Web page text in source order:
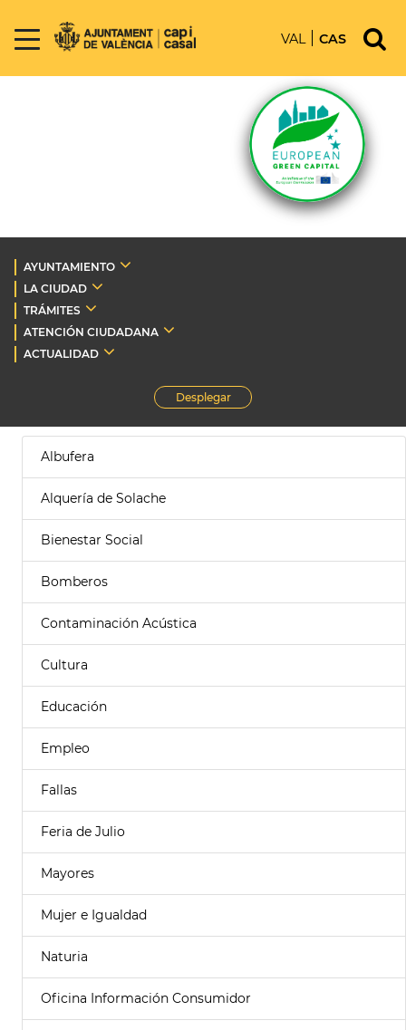
VAL CAS
AYUNTAMIENTO
LA CIUDAD
TRÁMITES
ATENCIÓN CIUDADANA
ACTUALIDAD
Desplegar
Albufera
Alquería de Solache
Bienestar Social
Bomberos
Contaminación Acústica
Cultura
Educación
Empleo
Fallas
Feria de Julio
Mayores
Mujer e Igualdad
Naturia
Oficina Información Consumidor